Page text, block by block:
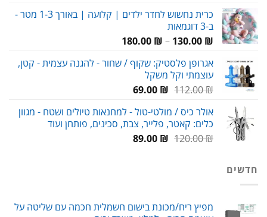
כרית נחשוש לחדר ילדים | קלועה | באורך 1-3 מטר -
ב-3 דוגמאות
130.00 ₪
–
180.00 ₪
אגרופן פלסטיק: שקוף / שחור - להגנה עצמית - קטן,
עוצמתי וקל משקל
112.00₪
המחיר
היה:
112.00 ₪.
69.00 ₪
המחיר
הוא:
69.00 ₪.
אולר כיס / מולטי-טול - למחנאות טיולים ושטח - מגוון
כלים: קאטר, פלייר, צבת, סכינים, פותחן ועוד
120.00₪
המחיר89.00 ₪
המחיר
חדשים
מפיץ ריח/מכונת בישום חשמלית חכמה עם שליטה על